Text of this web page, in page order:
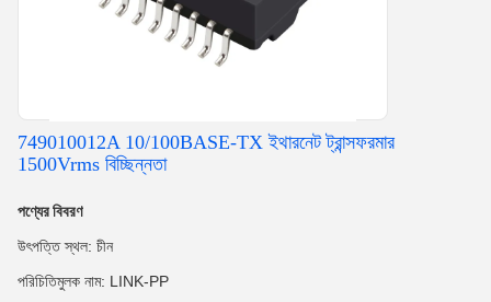
749010012A 10/100BASE-TX ইথারনেট ট্রান্সফরমার
1500Vrms বিচ্ছিন্নতা
পণ্যের বিবরণ
উৎপত্তি স্থল: চীন
পরিচিতিমুলক নাম: LINK-PP